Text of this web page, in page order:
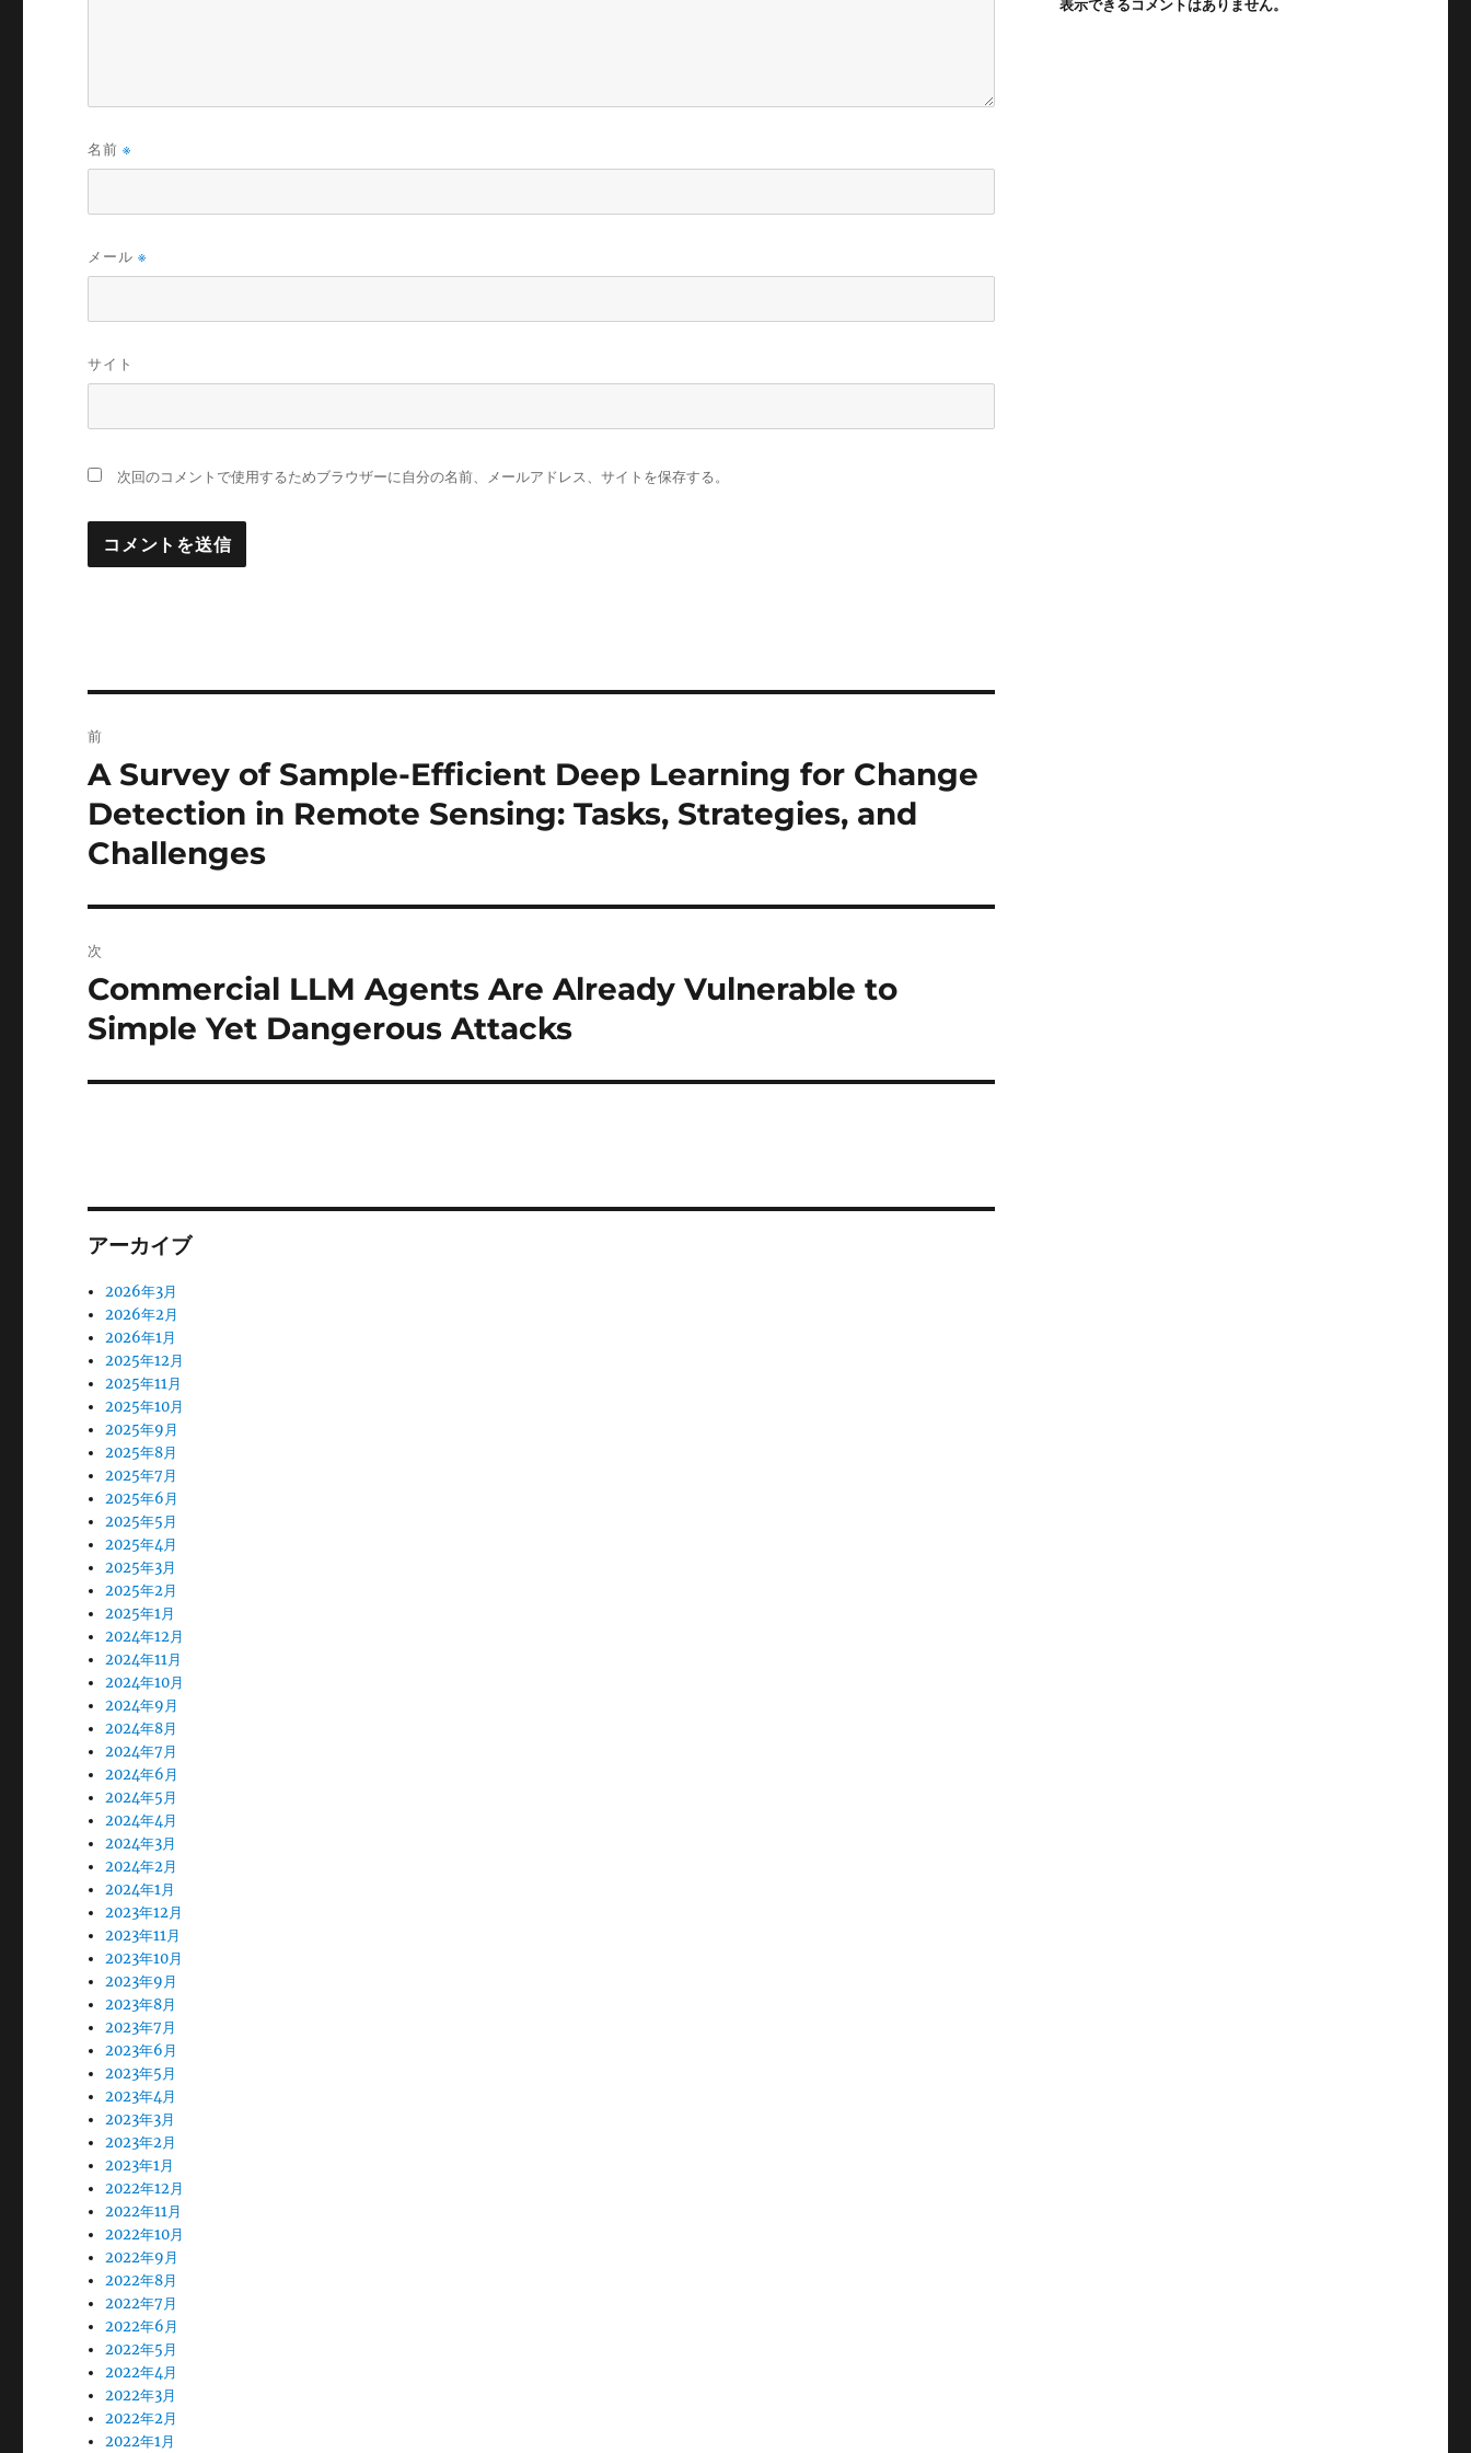
名前※
メール※
サイト
次回のコメントで使用するためブラウザーに自分の名前、メールアドレス、サイトを保存する。
稿
ナ
ビ
ゲ
ー
シ
ョ
ン
前
前
の
投
稿:
A Survey of Sample-Efficient Deep Learning for Change
Detection in Remote Sensing: Tasks, Strategies, and
Challenges
次
次
の
投
稿:
Commercial LLM Agents Are Already Vulnerable to
Simple Yet Dangerous Attacks
アーカイブ
2026年3月
2026年2月
2026年1月
2025年12月
2025年11月
2025年10月
2025年9月
2025年8月
2025年7月
2025年6月
2025年5月
2025年4月
2025年3月
2025年2月
2025年1月
2024年12月
2024年11月
2024年10月
2024年9月
2024年8月
2024年7月
2024年6月
2024年5月
2024年4月
2024年3月
2024年2月
2024年1月
2023年12月
2023年11月
2023年10月
2023年9月
2023年8月
2023年7月
2023年6月
2023年5月
2023年4月
2023年3月
2023年2月
2023年1月
2022年12月
2022年11月
2022年10月
2022年9月
2022年8月
2022年7月
2022年6月
2022年5月
2022年4月
2022年3月
2022年2月
2022年1月
表示できるコメントはありません。